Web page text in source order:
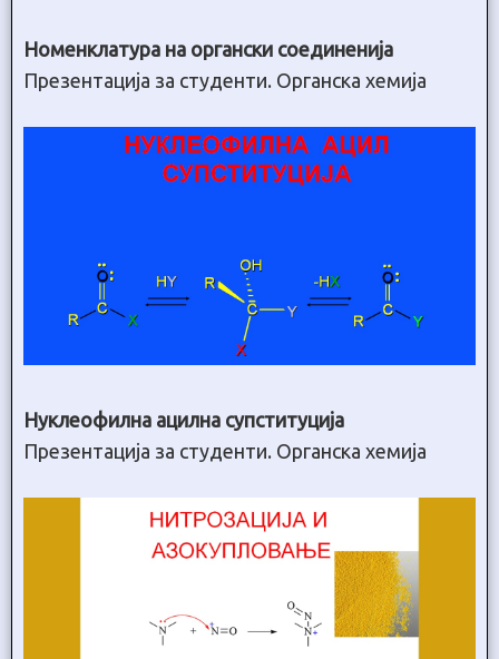
Номенклатура на органски соединенија
Презентација за студенти. Органска хемија
Нуклеофилна ацилна супституција
Презентација за студенти. Органска хемија